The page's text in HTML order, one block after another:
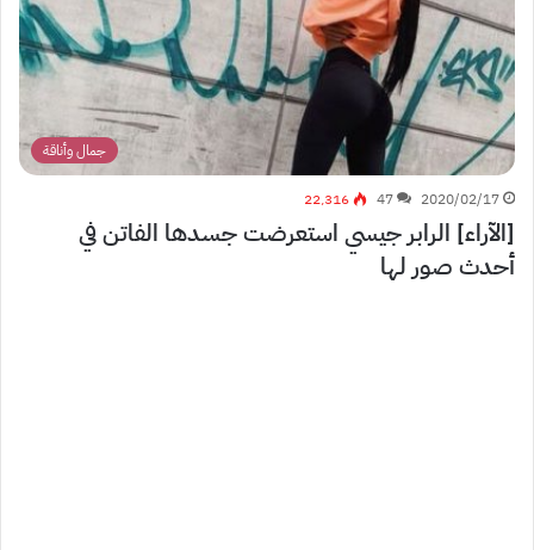
جمال وأناقة
2020/02/17
47 22٬316
[الآراء] الرابر جيسي استعرضت جسدها الفاتن في
أحدث صور لها